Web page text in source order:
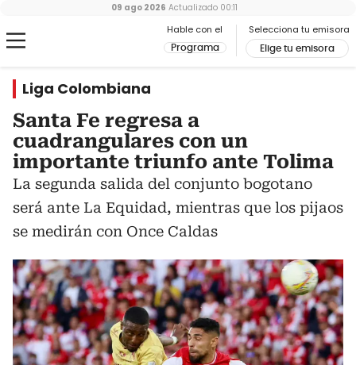
Hable con el
Programa
Selecciona tu emisora
Elige tu emisora
09 ago 2026 Actualizado 00:11
Liga Colombiana
Santa Fe regresa a
cuadrangulares con un
importante triunfo ante Tolima
La segunda salida del conjunto bogotano
será ante La Equidad, mientras que los pijaos
se medirán con Once Caldas